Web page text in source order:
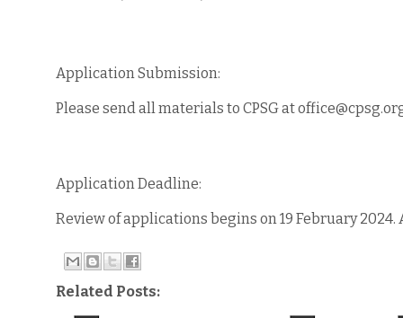
Application Submission:
Please send all materials to CPSG at
Application Deadline:
Review of applications begins on 19 February
Related Posts: